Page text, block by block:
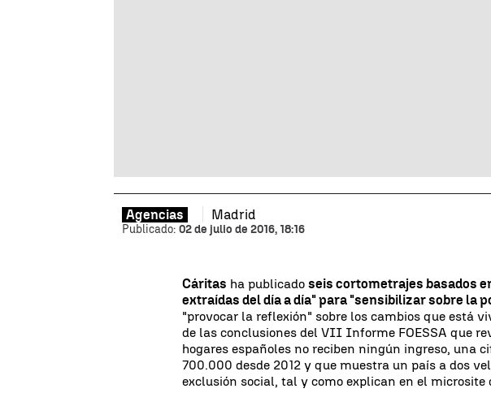
Agencias Madrid
Publicado: 02 de julio de 2016, 18:16
Cáritas ha publicadoseis cortometrajes basados
extraídas del día a día" para "sensibilizar sobre la
"provocar la reflexión" sobre los cambios que está
de las conclusiones del VII Informe FOESSA que
hogares españoles no reciben ningún ingreso, una
700.000 desde 2012 y que muestra un país a dos
exclusión social, tal y como explican en el microsite